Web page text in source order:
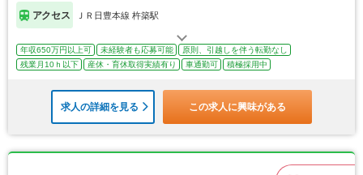
アクセス ＪＲ日豊本線 杵築駅
年収650万円以上可 未経験者も応募可能
原則、引越しを伴う転勤なし
残業月10ｈ以下
産休・育休取得実績有り 車通勤可 積極採用中
求人の詳細を見る この求人に興味がある